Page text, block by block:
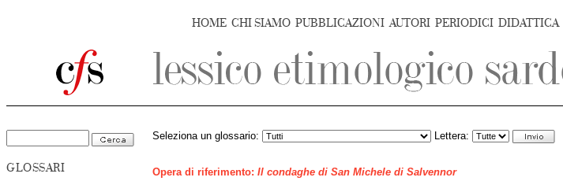
HOME CHI SIAMO PUBBLICAZIONI AUTORI PERIODICI DIDATTICA
GLOSSARI
Seleziona un glossario: Lettera:
Opera di riferimento: Il condaghe di San Michele di Salvennor